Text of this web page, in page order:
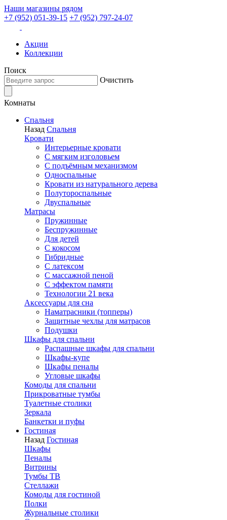
Наши магазины рядом
+7 (952) 051-39-15 +7 (952) 797-24-07
Акции
Коллекции
Поиск
Очистить
Комнаты
Спальня
Назад Спальня
Кровати
Интерьерные кровати
С мягким изголовьем
С подъёмным механизмом
Односпальные
Кровати из натурального дерева
Полутороспальные
Двуспальные
Матрасы
Пружинные
Беспружинные
Для детей
C кокосом
Гибридные
С латексом
С массажной пеной
С эффектом памяти
Технологии 21 века
Аксессуары для сна
Наматрасники (топперы)
Защитные чехлы для матрасов
Подушки
Шкафы для спальни
Распашные шкафы для спальни
Шкафы-купе
Шкафы пеналы
Угловые шкафы
Комоды для спальни
Прикроватные тумбы
Туалетные столики
Зеркала
Банкетки и пуфы
Гостиная
Назад Гостиная
Шкафы
Пеналы
Витрины
Тумбы ТВ
Стеллажи
Комоды для гостиной
Полки
Журнальные столики